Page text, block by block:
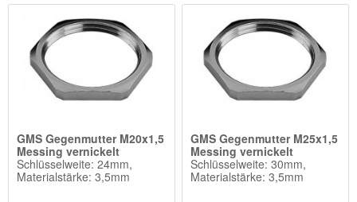
GMS Gegenmutter M20x1,5
Messing vernickelt
Schlüsselweite: 24mm,
Materialstärke: 3,5mm
GMS Gegenmutter M25x1,5
Messing vernickelt
Schlüsselweite: 30mm,
Materialstärke: 3,5mm